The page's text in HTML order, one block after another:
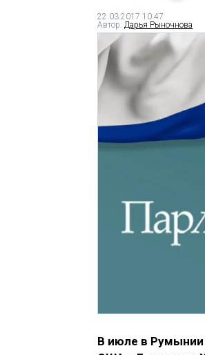
22.03.2017 10:47
Автор: Дарья Рыночнова
В июле в